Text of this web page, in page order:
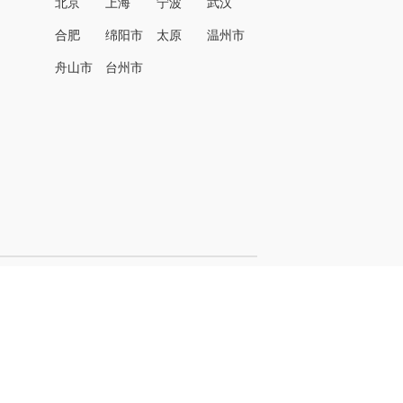
北京 上海 宁波 武汉
合肥 绵阳市 太原 温州市
舟山市 台州市